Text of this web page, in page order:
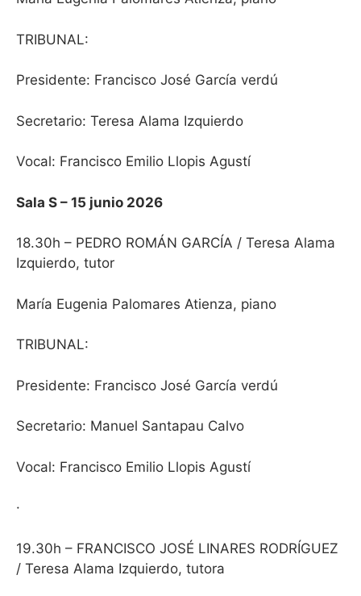
TRIBUNAL:
Presidente: Francisco José García verdú
Secretario: Teresa Alama Izquierdo
Vocal: Francisco Emilio Llopis Agustí
Sala S – 15 junio 2026
18.30h – PEDRO ROMÁN GARCÍA / Teresa Alama
Izquierdo, tutor
María Eugenia Palomares Atienza, piano
TRIBUNAL:
Presidente: Francisco José García verdú
Secretario: Manuel Santapau Calvo
Vocal: Francisco Emilio Llopis Agustí
·
19.30h – FRANCISCO JOSÉ LINARES RODRÍGUEZ
/ Teresa Alama Izquierdo, tutora